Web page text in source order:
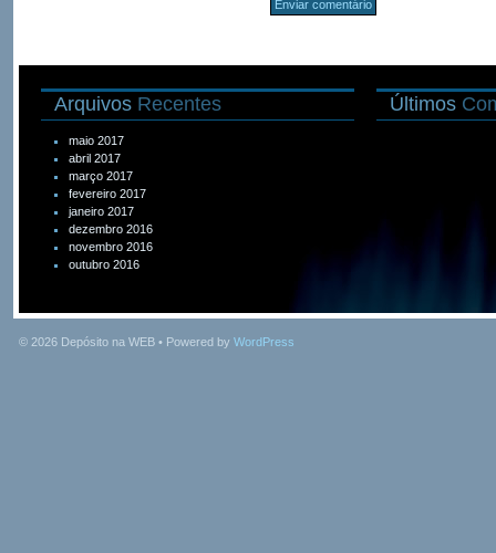
Arquivos Recentes
maio 2017
abril 2017
março 2017
fevereiro 2017
janeiro 2017
dezembro 2016
novembro 2016
outubro 2016
Últimos
© 2026 Depósito na WEB • Powered by WordPress